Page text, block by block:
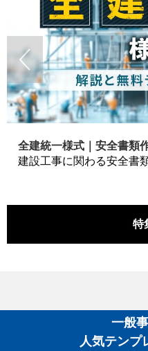
全建統一様式｜安全書類
特
一般
人気テンプ